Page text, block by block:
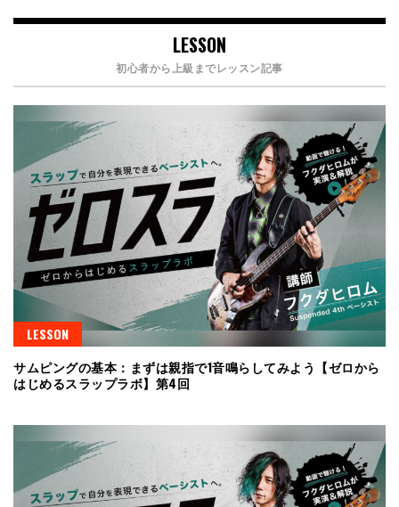
LESSON
初心者から上級までレッスン記事
LESSON
サムピングの基本：まずは親指で1音鳴らしてみよう【ゼロから
はじめるスラップラボ】第4回